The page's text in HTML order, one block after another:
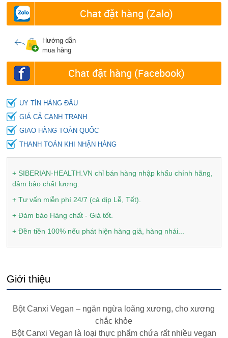
Chat đặt hàng (Zalo)
Hướng dẫn
mua hàng
Chat đặt hàng (Facebook)
UY TÍN HÀNG ĐẦU
GIÁ CẢ CẠNH TRANH
GIAO HÀNG TOÀN QUỐC
THANH TOÁN KHI NHẬN HÀNG
+ SIBERIAN-HEALTH.VN chỉ bán hàng nhập khẩu chính hãng,
đảm bảo chất lượng.
+ Tư vấn miễn phí 24/7 (cả dịp Lễ, Tết).
+ Đảm bảo Hàng chất - Giá tốt.
+ Đền tiền 100% nếu phát hiện hàng giả, hàng nhái...
Giới thiệu
Bột Canxi Vegan – ngăn ngừa loãng xương, cho xương
chắc khỏe
Bột Canxi Vegan là loại thực phẩm chứa rất nhiều vegan